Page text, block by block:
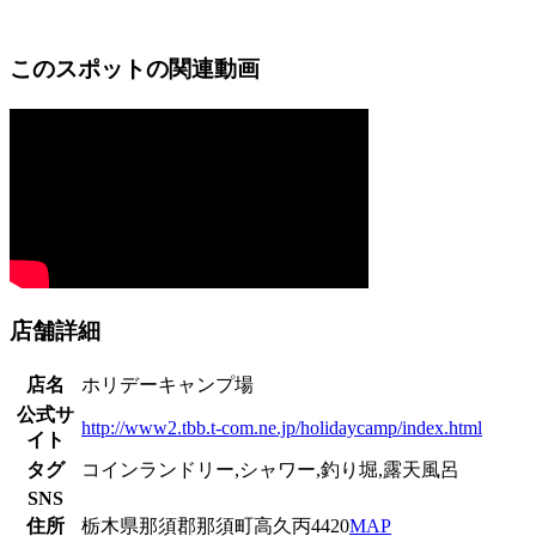
このスポットの関連動画
店舗詳細
店名
ホリデーキャンプ場
公式サ
イト
http://www2.tbb.t-com.ne.jp/holidaycamp/index.html
タグ
コインランドリー,シャワー,釣り堀,露天風呂
SNS
住所
栃木県那須郡那須町高久丙4420MAP